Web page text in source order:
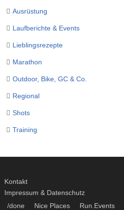
Ausrüstung
Laufberichte & Events
Lieblingsrezepte
Marathon
Outdoor, Bike, GC & Co.
Regional
Shots
Training
Kontakt
Impressum & Datenschutz
/done
Nice Places Run.Events